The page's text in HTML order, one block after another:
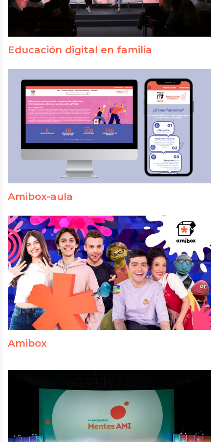
Educación digital en familia
Amibox-aula
Amibox